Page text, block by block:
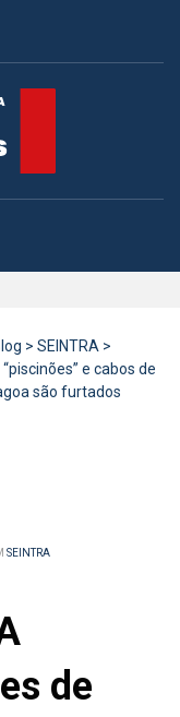
> SEINTRA >
e cabos de
são furtados
SEINTRA
de